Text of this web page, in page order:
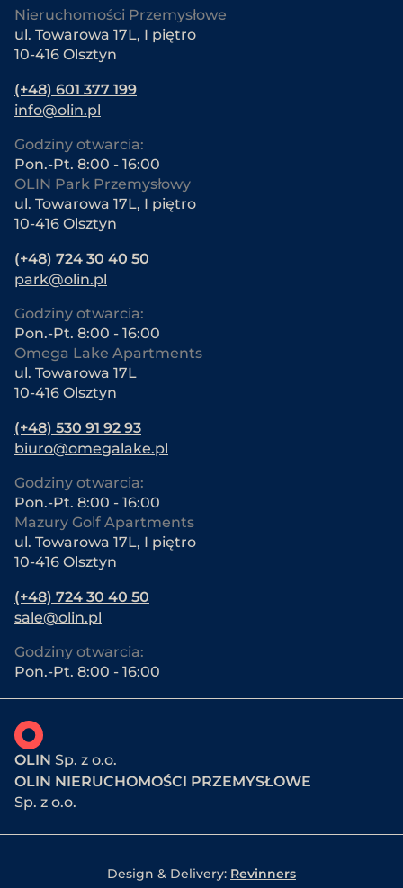
Nieruchomości Przemysłowe
ul. Towarowa 17L, I piętro
10-416 Olsztyn
(+48) 601 377 199
info@olin.pl
Godziny otwarcia:
Pon.-Pt. 8:00 - 16:00
OLIN Park Przemysłowy
ul. Towarowa 17L, I piętro
10-416 Olsztyn
(+48) 724 30 40 50
park@olin.pl
Godziny otwarcia:
Pon.-Pt. 8:00 - 16:00
Omega Lake Apartments
ul. Towarowa 17L
10-416 Olsztyn
(+48) 530 91 92 93
biuro@omegalake.pl
Godziny otwarcia:
Pon.-Pt. 8:00 - 16:00
Mazury Golf Apartments
ul. Towarowa 17L, I piętro
10-416 Olsztyn
(+48) 724 30 40 50
sale@olin.pl
Godziny otwarcia:
Pon.-Pt. 8:00 - 16:00
OLIN Sp. z o.o.
OLIN NIERUCHOMOŚCI PRZEMYSŁOWE
Sp. z o.o.
Design & Delivery: Revinners